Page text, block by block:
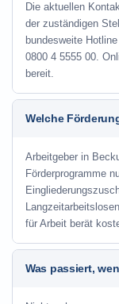
Die aktuellen
der zuständigen
bundesweite
0800 4 5555 00.
bereit.
Welche
Arbeitgeber in
Förderprogramme
für Arbeit berät
Was passiert,